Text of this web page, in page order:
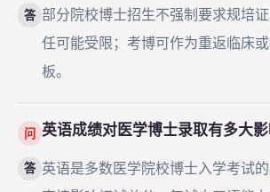
答 部分院校博士招生不强制要求规培
任可能受限；考博可作为重返临床
板。
问 英语成绩对医学博士录取有多大影
答 英语是多数医学院校博士入学考试